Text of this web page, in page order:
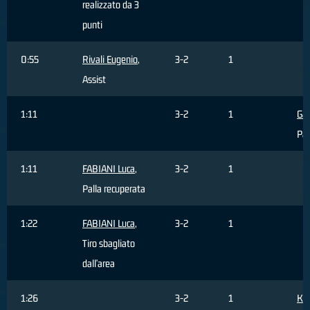
realizzato da 3
punti
0:55 Rivali Eugenio,
Assist
3-2 1
1:11 3-2 1
1:11 FABIANI Luca,
Palla recuperata
3-2 1
1:22 FABIANI Luca,
Tiro sbagliato
dall'area
3-2 1
1:26 3-2 1